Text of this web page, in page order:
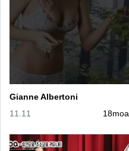
Gianne Albertoni
등록자
18moa
등록일
11.11